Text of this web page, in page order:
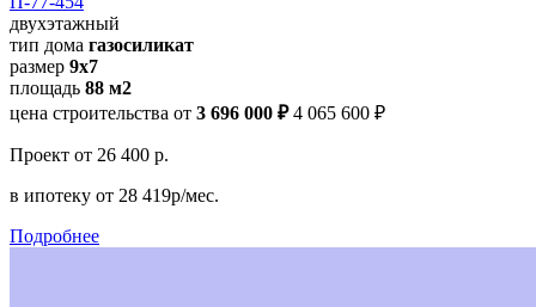
двухэтажный
тип дома газосиликат
размер 9х7
площадь 88 м2
цена строительства от 3 696 000 ₽ 4 065 600 ₽
Проект от 26 400 р.
в ипотеку от 28 419р/мес.
Подробнее